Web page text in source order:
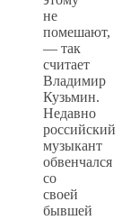
не
помешают,
— так
считает
Владимир
Кузьмин.
Недавно
российский
музыкант
обвенчался
со
своей
бывшей